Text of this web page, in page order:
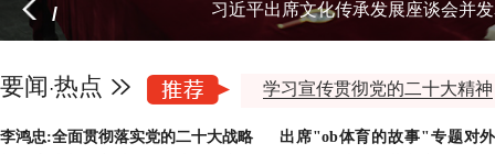
习近平出席文化传承发展座谈会并
/
要闻·热点 学习宣传贯彻党的二十大精神
李鸿忠:全面贯彻落实党的二十大战略
出席"ob体育的故事"专题对